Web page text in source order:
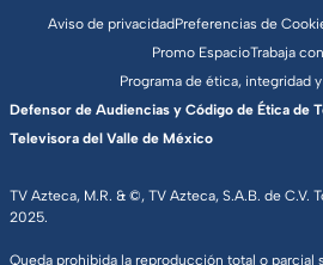
TV Azteca, M.R. & ©, TV Azteca, S.A.B. de C.V.
2025.
Queda prohibida la reproducción total o parcial
Aviso de privacidadPreferencias de
Promo EspacioTrabaja
Programa de ética, integridad
Defensor de Audiencias y Código de Ética de
Televisora del Valle de México